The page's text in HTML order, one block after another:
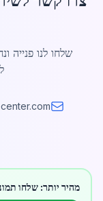
שלחו לנו פנייה
מהיר יותר: שלחו